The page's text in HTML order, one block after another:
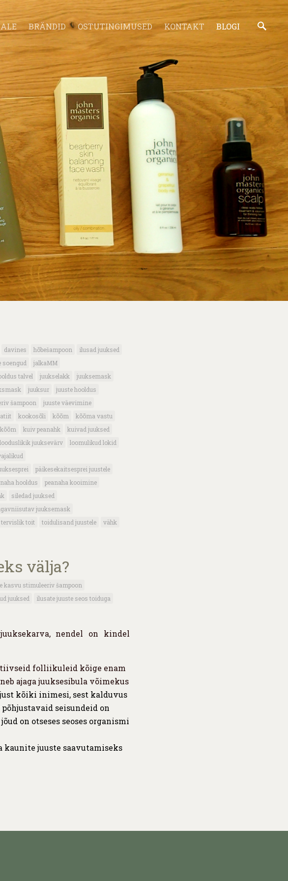
BRÄNDID OSTUTINGIMUSED KONTAKT BLOGI
davines hõbešampoon
ilusad juuksed
soengud
jalkaMM
talvel juukselakk
juuksemask
juuksur
juuste hooldus
šampoon
juuste väevimine
kookosõli kõõm
kõõma vastu
kuiv peanahk
kuivad juuksed
looduslikik juuksevärv
loomulikud lokid
päikesekaitsesprei juustele
hooldus
peanaha kooimine
siledad juuksed
juuksemask
tervislik toit toidulisand juustele vähk
välja?
kasvu stimuleeriv šampoon
juuksed
ilusate juuste seos toiduga
nendel on kindel
folliikuleid kõige enam
ajaga juuksesibula võimekus
kõiki inimesi, sest kalduvus
seisundeid on
on otseses seoses organismi
kaunite juuste saavutamiseks